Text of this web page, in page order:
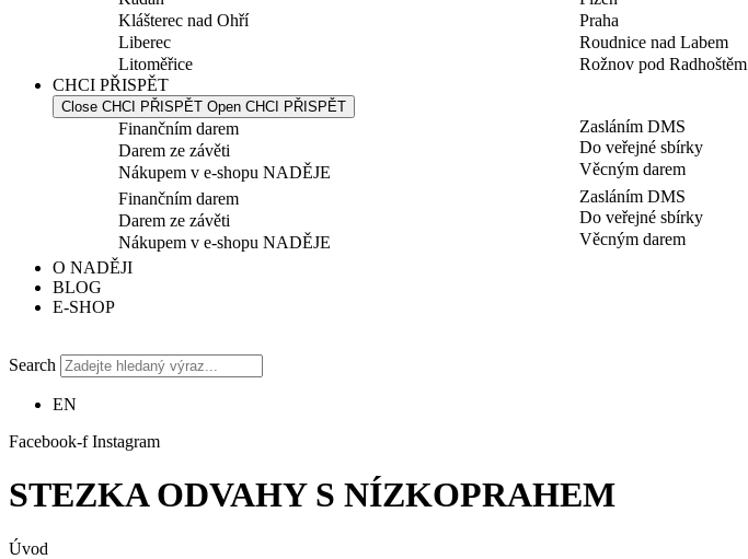
Klášterec nad Ohří
Liberec
Litoměřice
Praha
Roudnice nad Labem
Rožnov pod Radhoštěm
CHCI PŘISPĚT
Close CHCI PŘISPĚT Open CHCI PŘISPĚT
Finančním darem
Darem ze závěti
Nákupem v e-shopu NADĚJE
Zasláním DMS
Do veřejné sbírky
Věcným darem
Finančním darem
Darem ze závěti
Nákupem v e-shopu NADĚJE
Zasláním DMS
Do veřejné sbírky
Věcným darem
O NADĚJI
BLOG
E-SHOP
Search
EN
Facebook-f Instagram
STEZKA ODVAHY S NÍZKOPRAHEM
Úvod